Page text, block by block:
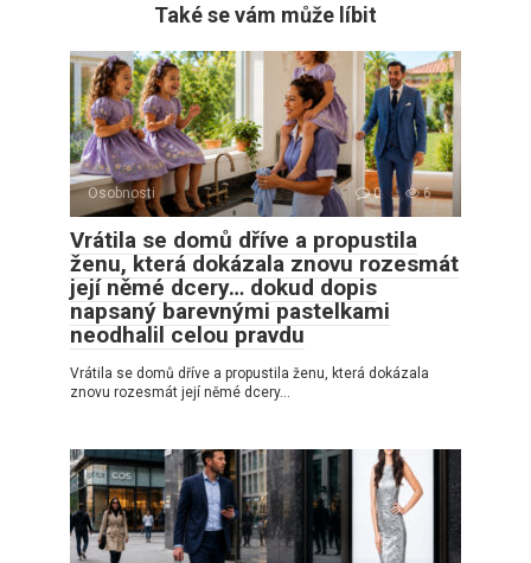
Také se vám může líbit
Osobnosti 0 6
Vrátila se domů dříve a propustila
ženu, která dokázala znovu rozesmát
její němé dcery… dokud dopis
napsaný barevnými pastelkami
neodhalil celou pravdu
Vrátila se domů dříve a propustila ženu, která dokázala
znovu rozesmát její němé dcery…